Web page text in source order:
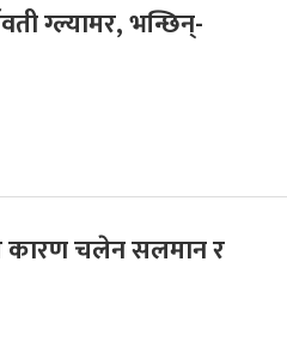
ग्ल्यामर, भन्छिन्-
कारण चलेन सलमान र